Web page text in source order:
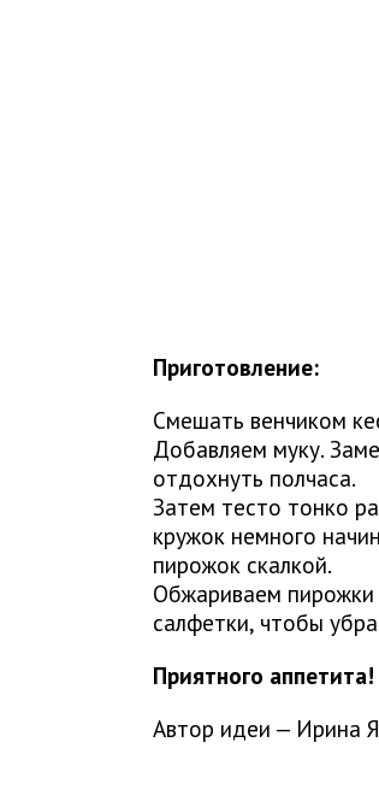
Приготовление:
Смешать венчиком
Добавляем муку.
отдохнуть полчаса.
Затем тесто тонко
кружок немного
пирожок скалкой.
Обжариваем пирожки
салфетки, чтобы
Приятного аппетита!
Автор идеи — Ирина